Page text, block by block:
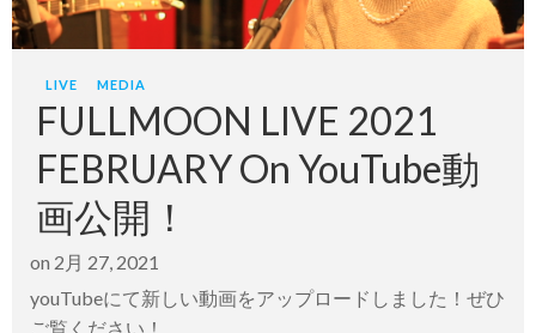
LIVE MEDIA
FULLMOON LIVE 2021
FEBRUARY On YouTube動
画公開！
on 2月 27, 2021
youTubeにて新しい動画をアップロードしました！ぜひ
ご覧ください！